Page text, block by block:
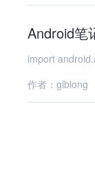
Android笔
import
作者：glblong